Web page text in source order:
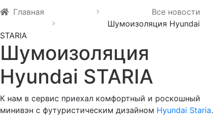
Главная
Все новости
Шумоизоляция Hyundai
STARIA
Шумоизоляция
Hyundai STARIA
К нам в сервис приехал комфортный и роскошный
минивэн с футуристическим дизайном Hyundai Staria.